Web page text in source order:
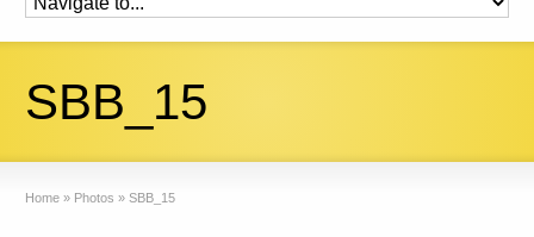
SBB_15
Home » Photos » SBB_15